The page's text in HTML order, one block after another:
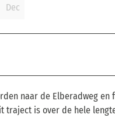
Dec
naar de Elberadweg en
traject is over de hele